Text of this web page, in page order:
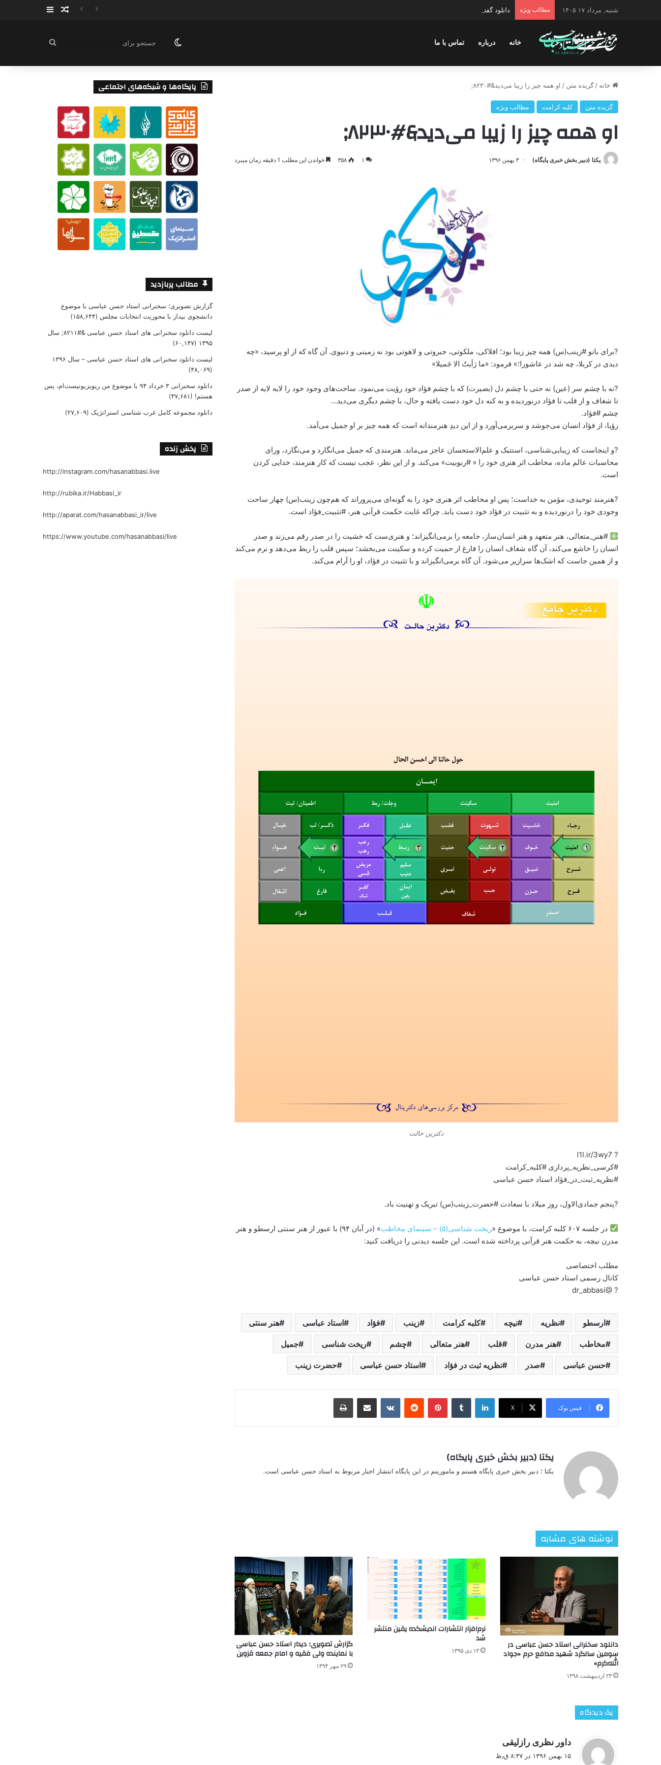
شنبه, مرداد ۱۷ ۱۴۰۵ مطالب ویژه دانلود گفتگو با موضوع جنگ دیپلماتیک آمریکا علیه ایران نوشته تصادفی
سایدبار
خانه درباره تماس با ما تغییر پوسته
جستجو
خانه / گزیده متن / او همه چیز را زیبا می‌دید&#۸۲۳۰;
گزیده متن کلبه کرامت مطالب ویژه
او همه چیز را زیبا می‌دید&#۸۲۳۰;
یکتا (دبیر بخش خبری پایگاه) ۳ بهمن ۱۳۹۶ ۱ ۳۵۸ خواندن این مطلب 1 دقیقه زمان میبرد
?برای بانو #زینب(س) همه چیز زیبا بود؛ افلاکی، ملکوتی، جبروتی و لاهوتی بود نه زمینی و دنیوی. آن گاه که از او پرسید، «چه
دیدی در کربلا، چه شد در عاشورا؛» فرمود: «ما رَأیتُ الا جَمیلا»
?نه با چشم سر (عین) نه حتی با چشم دل (بصیرت) که با چشم فؤاد خود رؤیت می‌نمود. ساحت‌های وجود خود را لایه لایه از صدر
تا شغاف و از قلب تا فؤاد درنوردیده و به کنه دل خود دست یافته و حال، با چشم دیگری می‌دید…
چشم #فؤاد.
رؤیا، از فؤاد انسان می‌جوشد و سربرمی‌آورد و از این دیدِ هنرمندانه است که همه چیز بر او جمیل می‌آمد.
?و اینجاست که زیبایی‌شناسی، استتیک و علم‌الاستحسان عاجز می‌ماند. هنرمندی که جمیل می‌انگارد و می‌نگارد، ورای
محاسبات عالم ماده، مخاطب اثر هنری خود را « #ربوبیت» می‌کند. و از این نظر، عجب نیست که کار هنرمند، خدایی کردن
است.
?هنرمند توحیدی، مؤمن به خداست؛ پس او مخاطب اثر هنری خود را به گونه‌ای می‌پروراند که هم‌چون زینب(س) چهار ساحت
وجودی خود را درنوردیده و به تثبیت در فؤاد خود دست یابد. چراکه غایت حکمت قرآنی هنر، #تثبیت_فؤاد است.
#هنر_متعالی، هنر متعهد و هنر انسان‌ساز، جامعه را برمی‌انگیزاند؛ و هنری‌ست که خشیت را در صدر رقم می‌زند و صدر
انسان را خاشع می‌کند، آن گاه شغاف انسان را فارغ از حمیت کرده و سکینت می‌بخشد؛ سپس قلب را ربط می‌دهد و نرم می‌کند
و از همین جا‌ست که اشک‌ها سرازیر می‌شود. آن گاه برمی‌انگیزاند و با تثبیت در فؤاد، او را آرام می‌کند.
دکترین حالت
? l1l.ir/3wy7
#کرسی_نظریه_پردازی #کلبه_کرامت
#نظریه_ثبت_در_فؤاد استاد حسن عباسی
?پنجم جمادی‌الاول، روز میلاد با سعادت #حضرت_زینب(س) تبریک و تهنیت باد.
در جلسه ۶۰۷ کلبه کرامت، با موضوع « ریخت شناسی(۵) – سینمای مخاطب
» (در آبان ۹۴) با عبور از هنر سنتی ارسطو و هنر
مدرن نیچه، به حکمت هنر قرآنی پرداخته شده است. این جلسه دیدنی را دریافت کنید:
مطلب اختصاصی
کانال رسمی استاد حسن عباسی
? @dr_abbasi
ارسطو نظریه نیچه کلبه کرامت زینب فؤاد استاد عباسی هنر سنتی
مخاطب هنر مدرن قلب هنر متعالی چشم ریخت شناسی جمیل
حسن عباسی صدر نظریه ثبت در فؤاد استاد حسن عباسی حضرت زینب
فیس بوک X
لینکدین ‫تامبلر ‫پین‌ترست‫رددیت ‫VKontakteاشتراک گذاری از طریق ایمیل چاپ
یکتا (دبیر بخش خبری پایگاه)
یکتا ؛ دبیر بخش خبری پایگاه هستم و ماموریتم در این پایگاه انتشار اخبار مربوط به استاد حسن عباسی است.
نوشته های مشابه
دانلود سخنرانی استاد حسن عباسی در
سومین سالگرد شهید مدافع حرم «جواد
الله‌کرم»
۲۳ اردیبهشت ۱۳۹۸
نرم‌افزار انتشارات اندیشکده یقین منتشر
شد
۱۳ دی ۱۳۹۵ گزارش تصویری؛ دیدار استاد حسن عباسی
با نماینده ولی فقیه و امام جمعه قزوین
۲۹ مهر ۱۳۹۴
یک دیدگاه
داور نظری رازلیقی
۱۵ بهمن ۱۳۹۶ در ۸:۳۷ ق٫ظ
پایگاه‌ها و شبکه‌های اجتماعی
مطالب پربازدید
گزارش تصویری؛ سخنرانی استاد حسن عباسی با موضوع
دانشجوی بیدار با محوریت انتخابات مجلس (۱۵۸,۶۴۴)
لیست دانلود سخنرانی های استاد حسن عباسی &#۸۲۱۱; سال
۱۳۹۵ (۶۰,۱۴۷)
لیست دانلود سخنرانی های استاد حسن عباسی – سال ۱۳۹۶
(۴۸,۰۶۹)
دانلود سخنرانی ۳ خرداد ۹۴ با موضوع من ریویزیونیست‌ام، پس
هستم! (۳۷,۶۸۱)
دانلود مجموعه کامل غرب شناسی استراتژیک (۲۷,۶۰۹)
پخش زنده
http://instagram.com/hasanabbasi.live
http://rubika.ir/Habbasi_ir
http://aparat.com/hasanabbasi_ir/live
https://www.youtube.com/hasanabbasi/live